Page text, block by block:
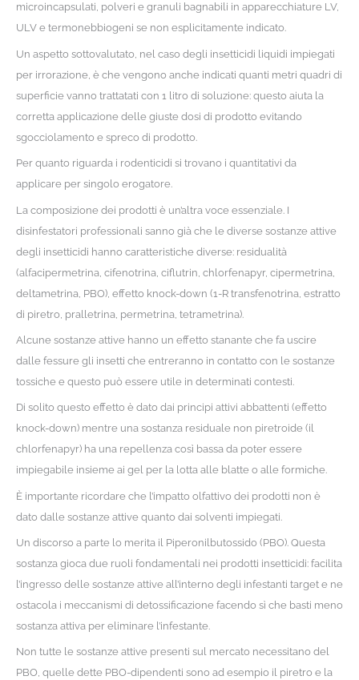
microincapsulati, polveri e granuli bagnabili in apparecchiature LV,
ULV e termonebbiogeni se non esplicitamente indicato.
Un aspetto sottovalutato, nel caso degli insetticidi liquidi impiegati
per irrorazione, è che vengono anche indicati quanti metri quadri di
superficie vanno trattatati con 1 litro di soluzione: questo aiuta la
corretta applicazione delle giuste dosi di prodotto evitando
sgocciolamento e spreco di prodotto.
Per quanto riguarda i rodenticidi si trovano i quantitativi da
applicare per singolo erogatore.
La composizione dei prodotti è un’altra voce essenziale. I
disinfestatori professionali sanno già che le diverse sostanze attive
degli insetticidi hanno caratteristiche diverse: residualità
(alfacipermetrina, cifenotrina, ciflutrin, chlorfenapyr, cipermetrina,
deltametrina, PBO), effetto knock-down (1-R transfenotrina, estratto
di piretro, pralletrina, permetrina, tetrametrina).
Alcune sostanze attive hanno un effetto stanante che fa uscire
dalle fessure gli insetti che entreranno in contatto con le sostanze
tossiche e questo può essere utile in determinati contesti.
Di solito questo effetto è dato dai principi attivi abbattenti (effetto
knock-down) mentre una sostanza residuale non piretroide (il
chlorfenapyr) ha una repellenza così bassa da poter essere
impiegabile insieme ai gel per la lotta alle blatte o alle formiche.
È importante ricordare che l’impatto olfattivo dei prodotti non è
dato dalle sostanze attive quanto dai solventi impiegati.
Un discorso a parte lo merita il Piperonilbutossido (PBO). Questa
sostanza gioca due ruoli fondamentali nei prodotti insetticidi: facilita
l’ingresso delle sostanze attive all’interno degli infestanti target e ne
ostacola i meccanismi di detossificazione facendo sì che basti meno
sostanza attiva per eliminare l’infestante.
Non tutte le sostanze attive presenti sul mercato necessitano del
PBO, quelle dette PBO-dipendenti sono ad esempio il piretro e la